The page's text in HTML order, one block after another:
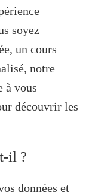
soyez
un cours
notre
à vous
découvrir les
il ?
données et